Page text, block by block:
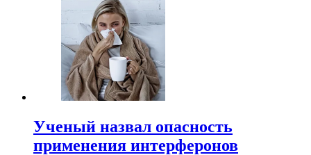
Ученый назвал опасность
применения интерферонов